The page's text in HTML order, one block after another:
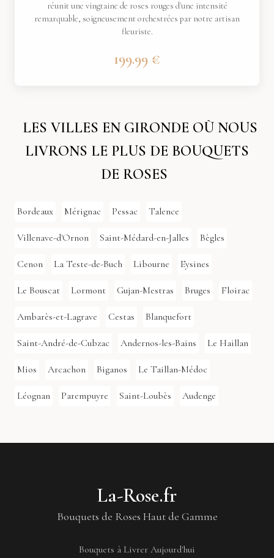
réunit une vingtaine de roses rouges d'une intensité
remarquable, soigneusement orchestrées par notre artisan
fleuriste.
199.99 €
LES VILLES EN GIRONDE OÙ NOUS
LIVRONS LE PLUS DE BOUQUETS
DE ROSES
Bordeaux Mérignac Pessac Talence
Villenave-d'Ornon Saint-Médard-en-Jalles Bègles
Cenon La Teste-de-Buch Libourne Eysines
Le Bouscat Lormont Gujan-Mestras Bruges Floirac
Ambarès-et-Lagrave Cestas Blanquefort
Saint-André-de-Cubzac Andernos-les-Bains Le Haillan
Mios Arcachon Biganos Le Taillan-Médoc
Léognan Parempuyre Saint-Loubès Audenge
La-Rose.fr
Bouquets de Roses Haut de Gamme
Bouquets à Livrer Aujourd'hui